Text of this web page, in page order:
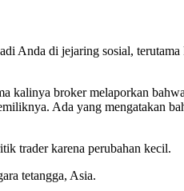
Anda di jejaring sosial, terutama
kalinya broker melaporkan
Ada yang mengatakan
trader karena perubahan kecil.
tetangga, Asia.